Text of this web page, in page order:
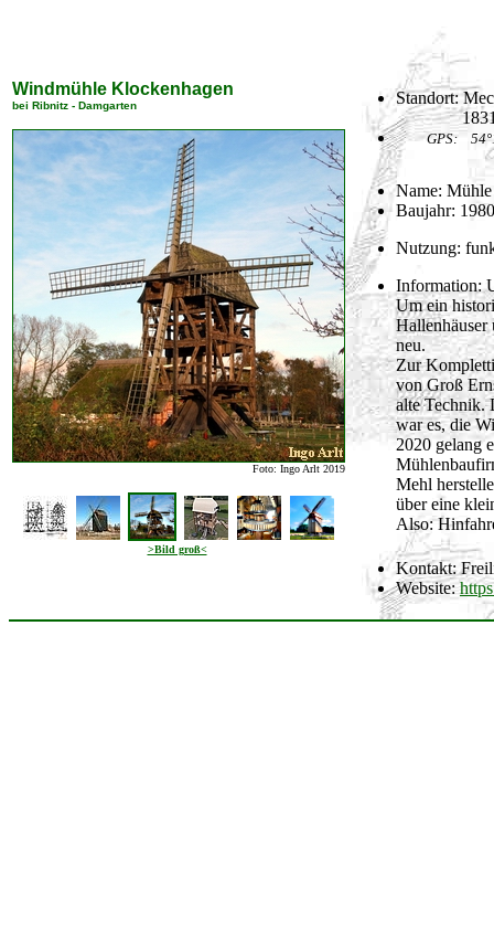
Windmühle Klockenhagen
bei Ribnitz - Damgarten
Foto: Ingo Arlt 2019
>Bild groß<
Standort:
18311
GPS:
Name:
Baujahr:
Nutzung:
Information:
Um ein
Hallenhäuser
neu.
Zur
von Groß
alte Technik.
war es, die
2020 gelang
Mehl
über eine
Also:
Kontakt:
Website: